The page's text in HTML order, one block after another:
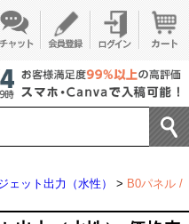
ェット出力（水性） > B0パネル /